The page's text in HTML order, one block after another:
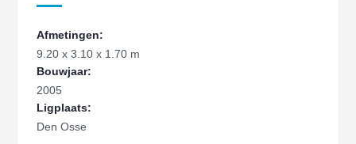
Afmetingen:
9.20 x 3.10 x 1.70 m
Bouwjaar:
2005
Ligplaats:
Den Osse